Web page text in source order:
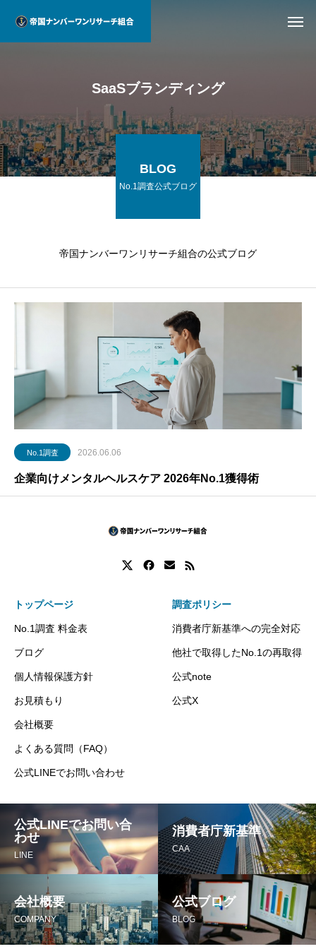
SaaSブランディング
BLOG
No.1調査公式ブログ
帝国ナンバーワンリサーチ組合の公式ブログ
No.1調査 2026.06.06
企業向けメンタルヘルスケア 2026年No.1獲得術
トップページ
No.1調査 料金表
ブログ
個人情報保護方針
お見積もり
会社概要
よくある質問（FAQ）
公式LINEでお問い合わせ
調査ポリシー
消費者庁新基準への完全対応
他社で取得したNo.1の再取得
公式note
公式X
公式LINEでお問い合
わせ
LINE
消費者庁新基準
CAA
会社概要
COMPANY
公式ブログ
BLOG